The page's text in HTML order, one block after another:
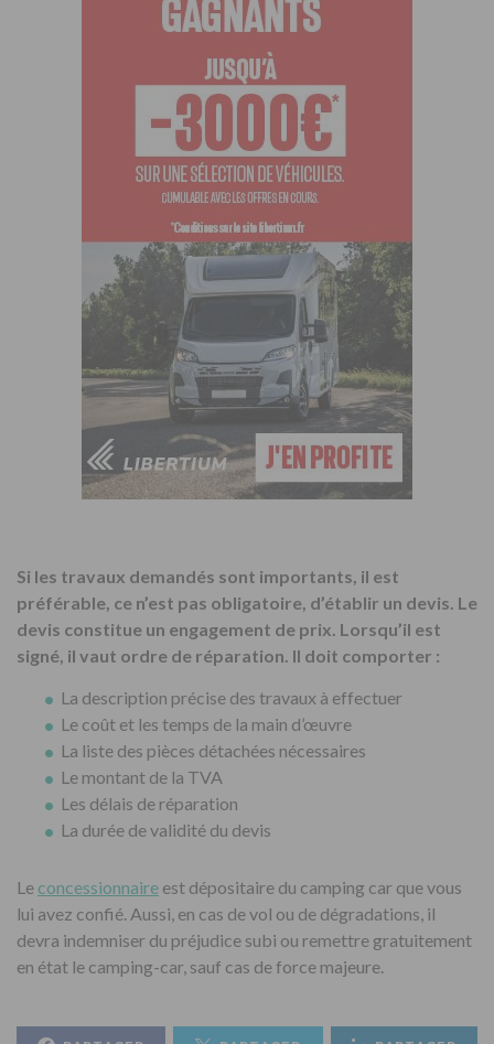
Si les travaux demandés sont importants, il est
préférable, ce n’est pas obligatoire, d’établir un devis. Le
devis constitue un engagement de prix. Lorsqu’il est
signé, il vaut ordre de réparation. Il doit comporter :
La description précise des travaux à effectuer
Le coût et les temps de la main d’œuvre
La liste des pièces détachées nécessaires
Le montant de la TVA
Les délais de réparation
La durée de validité du devis
Le concessionnaire est dépositaire du camping car que vous
lui avez confié. Aussi, en cas de vol ou de dégradations, il
devra indemniser du préjudice subi ou remettre gratuitement
en état le camping-car, sauf cas de force majeure.